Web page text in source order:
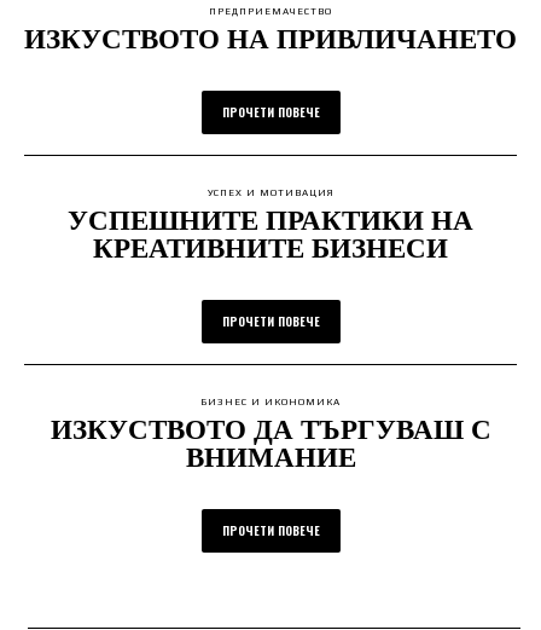
ПРЕДПРИЕМАЧЕСТВО
ИЗКУСТВОТО НА ПРИВЛИЧАНЕТО
ПРОЧЕТИ ПОВЕЧЕ
УСПЕХ И МОТИВАЦИЯ
УСПЕШНИТЕ ПРАКТИКИ НА
КРЕАТИВНИТЕ БИЗНЕСИ
ПРОЧЕТИ ПОВЕЧЕ
БИЗНЕС И ИКОНОМИКА
ИЗКУСТВОТО ДА ТЪРГУВАШ С
ВНИМАНИЕ
ПРОЧЕТИ ПОВЕЧЕ